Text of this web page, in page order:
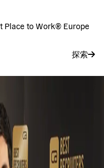
Place to Work® Europe
探索